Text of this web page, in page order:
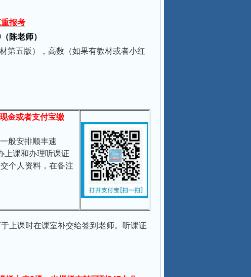
报考
陈老师）
第五版），高数（如果有教材或者小红
现金或者支付宝缴
般安排顺丰速
上课和办理听课证
个人资料，在备注
上课时在课室补交给签到老师。听课证